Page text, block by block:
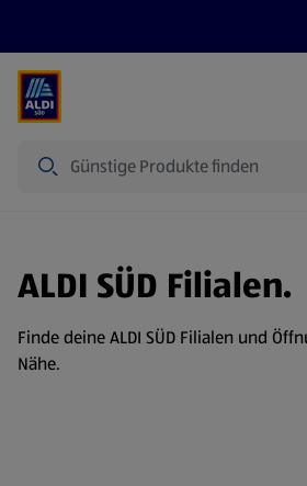
ALDI SÜD Filialen.
Finde deine ALDI SÜD Filialen und
Nähe.